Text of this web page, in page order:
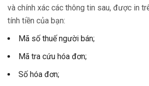
và chính xác các thông tin sau, được in
tính tiền của bạn:
Mã số thuế người bán;
Mã tra cứu hóa đơn;
Số hóa đơn;